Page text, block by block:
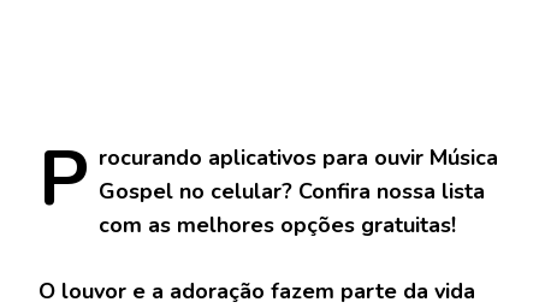
P rocurando aplicativos para ouvir Música
Gospel no celular? Confira nossa lista
com as melhores opções gratuitas!
O louvor e a adoração fazem parte da vida